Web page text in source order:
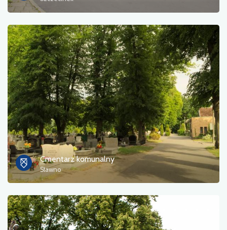
Cmentarz komunalny
Sławno
Пором
природа
Залізнична станція
Точка зору
Магазин і велосипедний сервіс
спорт і відпочинок
вода
Пам'ятник
Історичні церкви